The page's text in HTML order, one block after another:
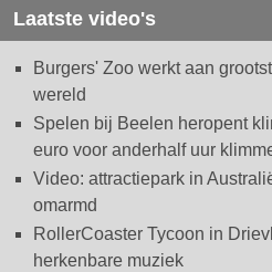
Laatste video's
Burgers' Zoo werkt aan
wereld
Spelen bij Beelen heropent
euro voor anderhalf uur
Video: attractiepark in
omarmd
RollerCoaster Tycoon in
herkenbare muziek